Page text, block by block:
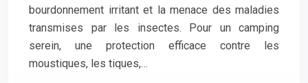
bourdonnement irritant et la menace des maladies
transmises par les insectes. Pour un camping
serein, une protection efficace contre les
moustiques, les tiques,…